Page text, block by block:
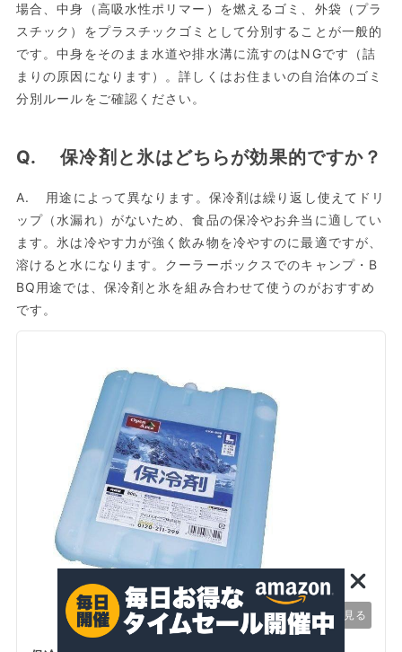
場合、中身（高吸水性ポリマー）を燃えるゴミ、外袋（プラ
スチック）をプラスチックゴミとして分別することが一般的
です。中身をそのまま水道や排水溝に流すのはNGです（詰
まりの原因になります）。詳しくはお住まいの自治体のゴミ
分別ルールをご確認ください。
Q. 保冷剤と氷はどちらが効果的ですか？
A. 用途によって異なります。保冷剤は繰り返し使えてドリ
ップ（水漏れ）がないため、食品の保冷やお弁当に適してい
ます。氷は冷やす力が強く飲み物を冷やすのに最適ですが、
溶けると水になります。クーラーボックスでのキャンプ・B
BQ用途では、保冷剤と氷を組み合わせて使うのがおすすめ
です。
この商品を見る